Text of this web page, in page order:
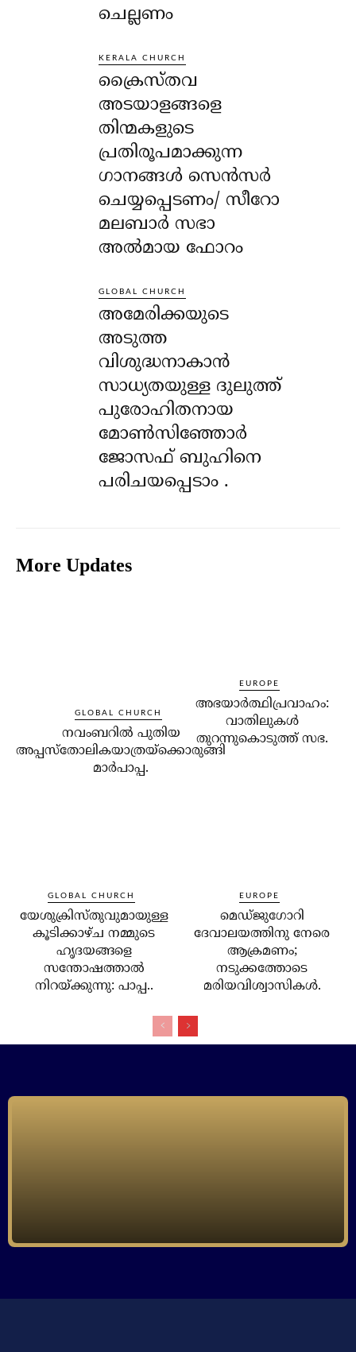
ചെല്ലണം
KERALA CHURCH
ക്രൈസ്തവ
അടയാളങ്ങളെ
തിന്മകളുടെ
പ്രതിരൂപമാക്കുന്ന
ഗാനങ്ങൾ സെൻസർ
ചെയ്യപ്പെടണം/ സീറോ
മലബാർ സഭാ
അൽമായ ഫോറം
GLOBAL CHURCH
അമേരിക്കയുടെ
അടുത്ത
വിശുദ്ധനാകാൻ
സാധ്യതയുള്ള ദുലുത്ത്
പുരോഹിതനായ
മോൺസിഞ്ഞോർ
ജോസഫ് ബുഹിനെ
പരിചയപ്പെടാം .
More Updates
GLOBAL CHURCH
നവംബറില്‍ പുതിയ
അപ്പസ്‌തോലികയാത്രയ്‌ക്കൊരുങ്ങി
മാര്‍പാപ്പ.
EUROPE
അഭയാര്‍ത്ഥിപ്രവാഹം:
വാതിലുകള്‍
തുറന്നുകൊടുത്ത് സഭ.
GLOBAL CHURCH
യേശുക്രിസ്തുവുമായുള്ള
കൂടിക്കാഴ്ച നമ്മുടെ
ഹൃദയങ്ങളെ
സന്തോഷത്താല്‍
നിറയ്ക്കുന്നു: പാപ്പ..
EUROPE
മെഡ്ജുഗോറി
ദേവാലയത്തിനു നേരെ
ആക്രമണം;
നടുക്കത്തോടെ
മരിയവിശ്വാസികള്‍.